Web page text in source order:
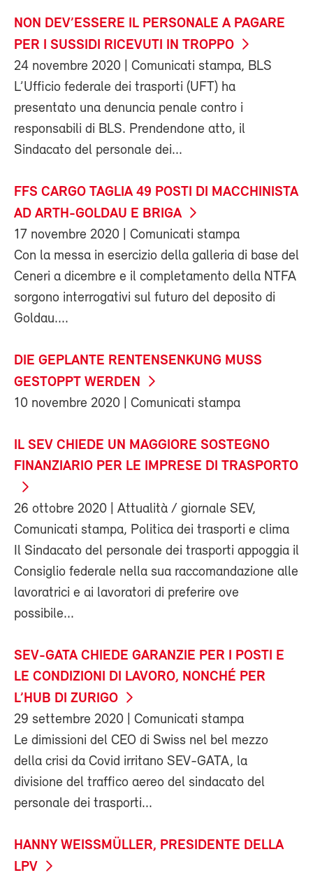
NON DEV’ESSERE IL PERSONALE A PAGARE
PER I SUSSIDI RICEVUTI IN TROPPO
24 novembre 2020 | Comunicati stampa, BLS
L’Ufficio federale dei trasporti (UFT) ha
presentato una denuncia penale contro i
responsabili di BLS. Prendendone atto, il
Sindacato del personale dei...
FFS CARGO TAGLIA 49 POSTI DI MACCHINISTA
AD ARTH-GOLDAU E BRIGA
17 novembre 2020 | Comunicati stampa
Con la messa in esercizio della galleria di base del
Ceneri a dicembre e il completamento della NTFA
sorgono interrogativi sul futuro del deposito di
Goldau....
DIE GEPLANTE RENTENSENKUNG MUSS
GESTOPPT WERDEN
10 novembre 2020 | Comunicati stampa
IL SEV CHIEDE UN MAGGIORE SOSTEGNO
FINANZIARIO PER LE IMPRESE DI TRASPORTO
26 ottobre 2020 | Attualità / giornale SEV,
Comunicati stampa, Politica dei trasporti e clima
Il Sindacato del personale dei trasporti appoggia il
Consiglio federale nella sua raccomandazione alle
lavoratrici e ai lavoratori di preferire ove
possibile...
SEV-GATA CHIEDE GARANZIE PER I POSTI E
LE CONDIZIONI DI LAVORO, NONCHÉ PER
L’HUB DI ZURIGO
29 settembre 2020 | Comunicati stampa
Le dimissioni del CEO di Swiss nel bel mezzo
della crisi da Covid irritano SEV-GATA, la
divisione del traffico aereo del sindacato del
personale dei trasporti...
HANNY WEISSMÜLLER, PRESIDENTE DELLA
LPV